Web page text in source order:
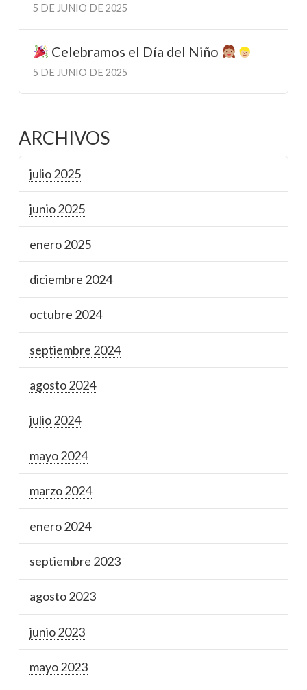
5 DE JUNIO DE 2025
Celebramos el Día del Niño
5 DE JUNIO DE 2025
ARCHIVOS
julio 2025
junio 2025
enero 2025
diciembre 2024
octubre 2024
septiembre 2024
agosto 2024
julio 2024
mayo 2024
marzo 2024
enero 2024
septiembre 2023
agosto 2023
junio 2023
mayo 2023